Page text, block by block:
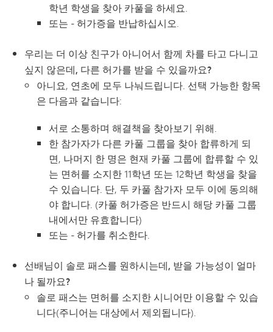
학년 학생을 찾아 카풀을 하세요.
또는 - 허가증을 반납하십시오.
우리는 더 이상 친구가 아니어서 함께 차를 타고 다니고
싶지 않은데, 다른 허가를 받을 수 있을까요?
아니요, 연초에 모두 나눠드립니다. 선택 가능한 항목
은 다음과 같습니다:
서로 소통하며 해결책을 찾아보기 위해.
한 참가자가 다른 카풀 그룹을 찾아 합류하게 되
면, 나머지 한 명은 현재 카풀 그룹에 합류할 수 있
는 면허를 소지한 11학년 또는 12학년 학생을 찾을
수 있습니다. 단, 두 카풀 참가자 모두 이에 동의해
야 합니다. (카풀 허가증은 반드시 해당 카풀 그룹
내에서만 유효합니다)
또는 - 허가를 취소한다.
선배님이 솔로 패스를 원하시는데, 받을 가능성이 얼마
나 될까요?
솔로 패스는 면허를 소지한 시니어만 이용할 수 있습
니다(주니어는 대상에서 제외됩니다).